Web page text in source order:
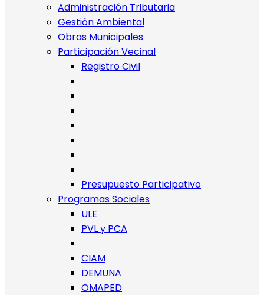
Administración Tributaria
Gestión Ambiental
Obras Municipales
Participación Vecinal
Registro Civil
Presupuesto Participativo
Programas Sociales
ULE
PVL y PCA
CIAM
DEMUNA
OMAPED